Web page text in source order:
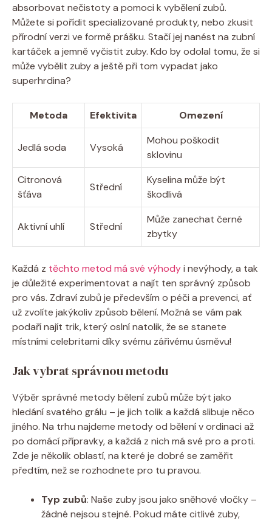
absorbovat nečistoty a pomoci k vybělení zubů.
Můžete si pořídit specializované produkty, nebo zkusit
přírodní verzi ve formě prášku. Stačí jej nanést na zubní
kartáček a jemně vyčistit zuby. Kdo by odolal tomu, že si
může vybělit zuby a ještě při tom vypadat jako
superhrdina?
Metoda Efektivita Omezení
Jedlá soda Vysoká
Mohou poškodit
sklovinu
Citronová
šťáva
Střední
Kyselina může být
škodlivá
Aktivní uhlí Střední
Může zanechat černé
zbytky
Každá z těchto metod má své výhodyi nevýhody, a tak
je důležité experimentovat a najít ten správný způsob
pro vás. Zdraví zubů je především o péči a prevenci, ať
už zvolíte jakýkoliv způsob bělení. Možná se vám pak
podaří najít trik, který oslní natolik, že se stanete
místními celebritami díky svému zářivému úsměvu!
Jak vybrat správnou metodu
Výběr správné metody bělení zubů může být jako
hledání svatého grálu – je jich tolik a každá slibuje něco
jiného. Na trhu najdeme metody od bělení v ordinaci až
po domácí přípravky, a každá z nich má své pro a proti.
Zde je několik oblastí, na které je dobré se zaměřit
předtím, než se rozhodnete pro tu pravou.
Typ zubů: Naše zuby jsou jako sněhové vločky –
žádné nejsou stejné. Pokud máte citlivé zuby,